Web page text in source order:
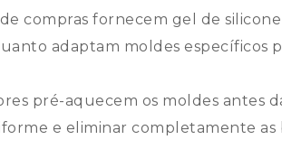
compras fornecem gel de
adaptam moldes específicos
pré-aquecem os moldes antes
e eliminar completamente as